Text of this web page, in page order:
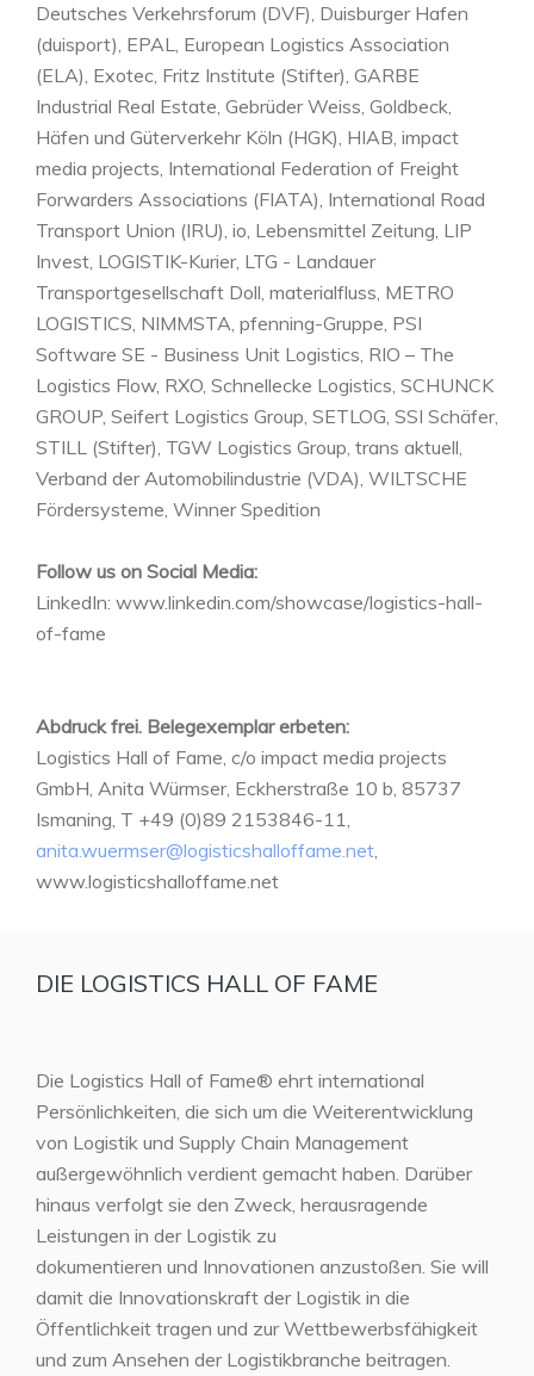
Deutsches Verkehrsforum (DVF), Duisburger Hafen
(duisport), EPAL, European Logistics Association
(ELA), Exotec, Fritz Institute (Stifter), GARBE
Industrial Real Estate, Gebrüder Weiss, Goldbeck,
Häfen und Güterverkehr Köln (HGK), HIAB, impact
media projects, International Federation of Freight
Forwarders Associations (FIATA), International Road
Transport Union (IRU), io, Lebensmittel Zeitung, LIP
Invest, LOGISTIK-Kurier, LTG - Landauer
Transportgesellschaft Doll, materialfluss, METRO
LOGISTICS, NIMMSTA, pfenning-Gruppe, PSI
Software SE - Business Unit Logistics, RIO – The
Logistics Flow, RXO, Schnellecke Logistics, SCHUNCK
GROUP, Seifert Logistics Group, SETLOG, SSI Schäfer,
STILL (Stifter), TGW Logistics Group, trans aktuell,
Verband der Automobilindustrie (VDA), WILTSCHE
Fördersysteme, Winner Spedition
Follow us on Social Media:
LinkedIn: www.linkedin.com/showcase/logistics-hall-
of-fame
Abdruck frei. Belegexemplar erbeten:
Logistics Hall of Fame, c/o impact media projects
GmbH, Anita Würmser, Eckherstraße 10 b, 85737
Ismaning, T +49 (0)89 2153846-11,
anita.wuermser@logisticshalloffame.net,
www.logisticshalloffame.net
DIE LOGISTICS HALL OF FAME
Die Logistics Hall of Fame® ehrt international
Persönlichkeiten, die sich um die Weiterentwicklung
von Logistik und Supply Chain Management
außergewöhnlich verdient gemacht haben. Darüber
hinaus verfolgt sie den Zweck, herausragende
Leistungen in der Logistik zu
dokumentieren und Innovationen anzustoßen. Sie will
damit die Innovationskraft der Logistik in die
Öffentlichkeit tragen und zur Wettbewerbsfähigkeit
und zum Ansehen der Logistikbranche beitragen.